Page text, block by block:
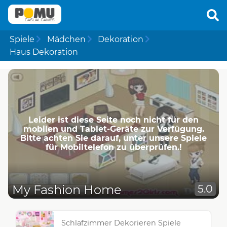
Spiele Mädchen
Dekoration
Haus Dekoration
Leider ist diese Seite noch nicht für den
mobilen und Tablet-Geräte zur Verfügung.
Bitte achten Sie darauf, unter unsere Spiele
für Mobiltelefon zu überprüfen.!
My Fashion Home 5.0
Schlafzimmer Dekorieren Spiele